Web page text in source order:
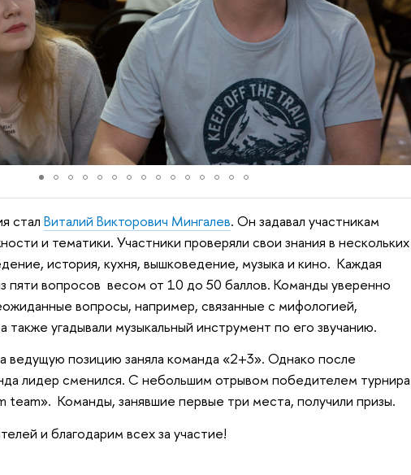
стал Виталий Викторович Мингалев. Он задавал участникам
и тематики. Участники проверяли свои знания в нескольких
история, кухня, вышковедение, музыка и кино. Каждая
пяти вопросов весом от 10 до 50 баллов. Команды уверенно
вопросы, например, связанные с мифологией,
также угадывали музыкальный инструмент по его звучанию.
ведущую позицию заняла команда «2+3». Однако после
лидер сменился. С небольшим отрывом победителем турнира
team». Команды, занявшие первые три места, получили призы.
и благодарим всех за участие!